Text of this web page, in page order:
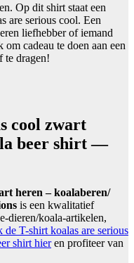
Op dit shirt staat een
are serious cool. Een
liefhebber of iemand
cadeau te doen aan een
te dragen!
cool zwart
beer shirt —
heren – koalaberen/
is een kwalitatief
dieren/koala-artikelen,
de T-shirt koalas are serious
shirt hieren profiteer van